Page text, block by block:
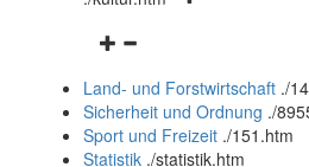
Navigationsmenü
und
schließen
Land- und Forstwirtschaft ./
Sicherheit und Ordnung ./
Sport und Freizeit ./151.htm
Statistik ./statistik.htm